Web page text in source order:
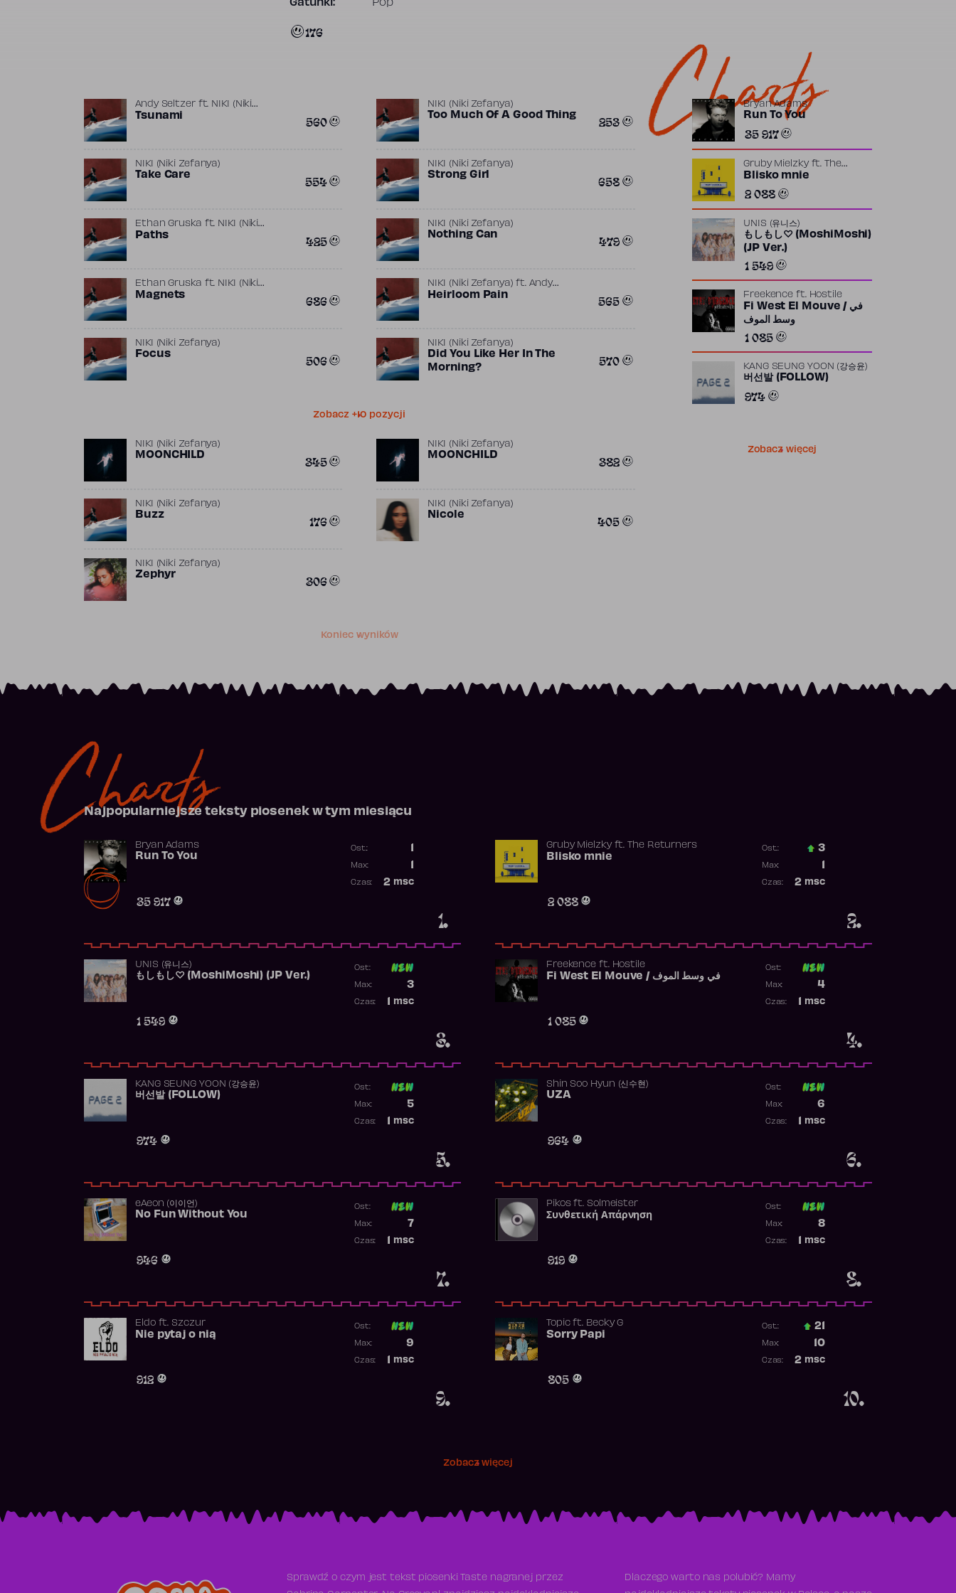
Gatunki: Pop
176
Andy Seltzerft. NIKI (Niki
Zefanya)
Tsunami 560
NIKI (Niki Zefanya)
Too Much Of A Good Thing 253
NIKI (Niki Zefanya)
Take Care 554
NIKI (Niki Zefanya)
Strong Girl 658
Ethan Gruska ft. NIKI (Niki
Zefanya)
Paths 425
NIKI (Niki Zefanya)
Nothing Can 479
Ethan Gruska ft. NIKI (Niki
Zefanya)
Magnets 686
NIKI (Niki Zefanya) ft.Andy
Seltzer,B.B. King
Heirloom Pain 565
NIKI (Niki Zefanya)
Focus 506
NIKI (Niki Zefanya)
Did You Like Her In The
Morning?
570
Zobacz +10 pozycji
NIKI (Niki Zefanya)
MOONCHILD 345
NIKI (Niki Zefanya)
MOONCHILD 382
NIKI (Niki Zefanya)
Buzz 176
NIKI (Niki Zefanya)
Nicole 405
NIKI (Niki Zefanya)
Zephyr 306
Koniec wyników
Charts
Bryan Adams
Run To You
35 917
Gruby Mielzkyft.
The
Returners
Blisko mnie
2 088
UNIS (유니스)
もしもし♡ (MoshiMoshi)
(JP Ver.)
1 549
Freekence ft. Hostile
Fi West El Mouve / في
وسط الموف
1 085
KANG SEUNG YOON (강승윤)
버선발 (FOLLOW)
974
Zobacz więcej
Charts
Najpopularniejsze teksty piosenek w tym miesiącu
1.
Bryan Adams
Run To You
35 917
Ost.:
Max:
2 msc
Czas:
2.
Gruby Mielzkyft. The Returners
Blisko mnie
2 088
Ost.: 3
Max:
2 msc
Czas:
3.
UNIS (유니스)
もしもし♡ (MoshiMoshi) (JP Ver.)
1 549
Ost:
3
Max:
msc
Czas:
4.
Freekence ft. Hostile
Fi West El Mouve / في وسط الموف
1 085
Ost:
4
Max:
msc
Czas:
5.
KANG SEUNG YOON (강승윤)
버선발 (FOLLOW)
974
Ost:
5
Max:
msc
Czas:
6.
Shin Soo Hyun (신수현)
UZA
964
Ost:
6
Max:
msc
Czas:
7.
​eAeon (이이언)
No Fun Without You
946
Ost:
7
Max:
msc
Czas:
8.
Pikosft. Solmeister
Συνθετική Απάρνηση
919
Ost:
8
Max:
msc
Czas:
9.
Eldoft. Szczur
Nie pytaj o nią
912
Ost:
9
Max:
msc
Czas:
10.
Topicft. Becky G
Sorry Papi
805
Ost.: 21
10
Max:
2 msc
Czas:
Zobacz więcej
Sprawdź o czym jest tekst piosenki Taste nagranej przez
Dlaczego warto nas polubić? Mamy